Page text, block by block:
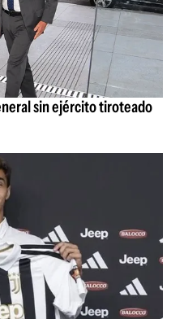
sin ejército tiroteado